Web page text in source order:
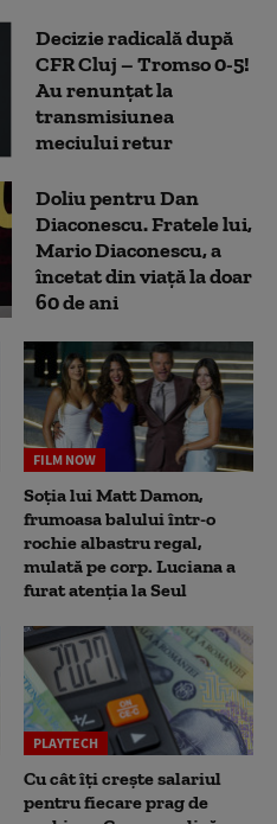
Decizie radicală după
CFR Cluj – Tromso 0-5!
Au renunțat la
transmisiunea
meciului retur
Doliu pentru Dan
Diaconescu. Fratele lui,
Mario Diaconescu, a
încetat din viață la doar
60 de ani
FILM NOW
Soția lui Matt Damon,
frumoasa balului într-o
rochie albastru regal,
mulată pe corp. Luciana a
furat atenția la Seul
PLAYTECH
Cu cât îți crește salariul
pentru fiecare prag de